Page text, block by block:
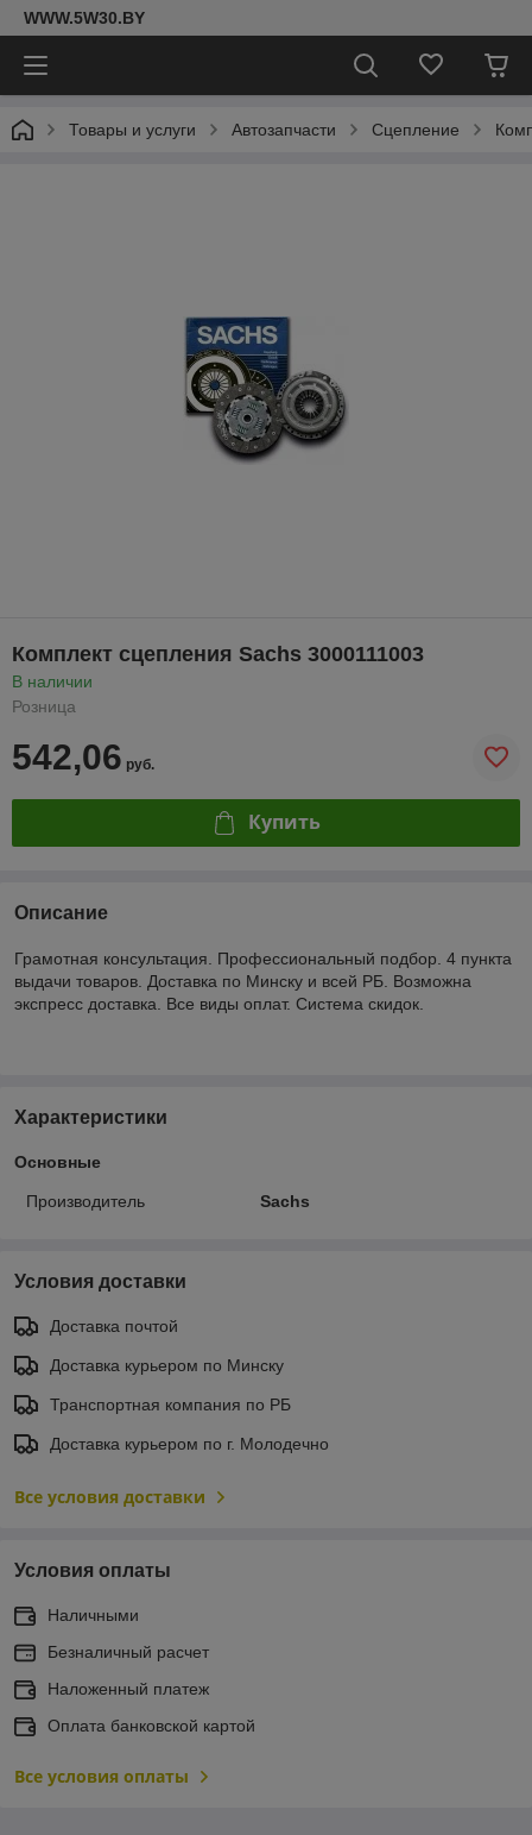
WWW.5W30.BY
Товары и услуги Автозапчасти Сцепление
Комплект сцепления Sachs 3000111003
В наличии
Розница
542,06 руб.
Купить
Описание
Грамотная консультация. Профессиональный подбор. 4 пункта
выдачи товаров. Доставка по Минску и всей РБ. Возможна
экспресс доставка. Все виды оплат. Система скидок.
Характеристики
Основные
Производитель Sachs
Условия доставки
Доставка почтой
Доставка курьером по Минску
Транспортная компания по РБ
Доставка курьером по г. Молодечно
Все условия доставки
Условия оплаты
Наличными
Безналичный расчет
Наложенный платеж
Оплата банковской картой
Все условия оплаты